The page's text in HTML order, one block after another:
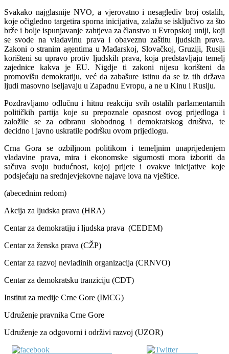
Svakako najglasnije NVO, a vjerovatno i nesaglediv broj ostalih,
koje očigledno targetira sporna inicijativa, zalažu se isključivo za što
brže i bolje ispunjavanje zahtjeva za članstvo u Evropskoj uniji, koji
se svode na vladavinu prava i obaveznu zaštitu ljudskih prava.
Zakoni o stranim agentima u Mađarskoj, Slovačkoj, Gruziji, Rusiji
korišteni su upravo protiv ljudskih prava, koja predstavljaju temelj
zajednice kakva je EU. Nigdje ti zakoni nijesu korišteni da
promovišu demokratiju, već da zabašure istinu da se iz tih država
ljudi masovno iseljavaju u Zapadnu Evropu, a ne u Kinu i Rusiju.
Pozdravljamo odlučnu i hitnu reakciju svih ostalih parlamentarnih
političkih partija koje su prepoznale opasnost ovog prijedloga i
založile se za odbranu slobodnog i demokratskog društva, te
decidno i javno uskratile podršku ovom prijedlogu.
Crna Gora se ozbiljnom politikom i temeljnim unaprijeđenjem
vladavine prava, mira i ekonomske sigurnosti mora izboriti da
sačuva svoju budućnost, kojoj prijete i ovakve inicijative koje
podsjećaju na srednjevjekovne najave lova na vještice.
(abecednim redom)
Akcija za ljudska prava (HRA)
Centar za demokratiju i ljudska prava (CEDEM)
Centar za ženska prava (CŽP)
Centar za razvoj nevladinih organizacija (CRNVO)
Centar za demokratsku tranziciju (CDT)
Institut za medije Crne Gore (IMCG)
Udruženje pravnika Crne Gore
Udruženje za odgovorni i održivi razvoj (UZOR)
Tweet